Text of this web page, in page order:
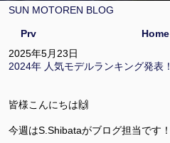
SUN MOTOREN BLOG
Prv
Home
2025年5月23日
2024年 人気モデルランキング発表！
皆様こんにちは🙌
今週はS.Shibataがブログ担当です！